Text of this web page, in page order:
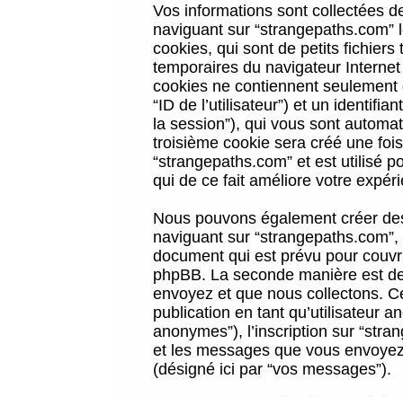
Vos informations sont collectées
naviguant sur
cookies, qui sont de petits
temporaires du navigateur
cookies ne contiennent
“ID de l’utilisateur”) et un
la session”), qui vous sont
troisième cookie sera créé une
“strangepaths.com” et est utilisé
qui de ce fait améliore votre
Nous pouvons également créer
naviguant sur
document qui est prévu pour
phpBB. La seconde manière est
envoyez et que nous collectons.
publication en tant qu’utilisateur
anonymes”), l’inscription sur
et les messages que vous
(désigné ici par “vos messages”).